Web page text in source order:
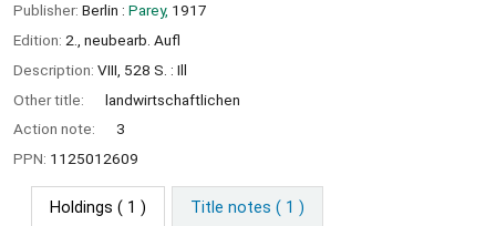
Publisher: Berlin : Parey, 1917
Edition: 2., neubearb. Aufl
Description: VIII, 528 S. : Ill
Other title:
landwirtschaftlichen
Action note:
3
PPN: 1125012609
Holdings ( 1 ) Title notes ( 1 )